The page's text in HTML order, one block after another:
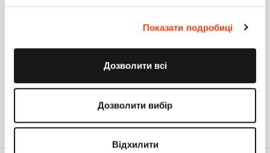
Показати подробиці
Дозволити всі
Дозволити вибір
Відхилити
Группа компаний Terrasoft
зарегистрируйтесь , что бы комментировать